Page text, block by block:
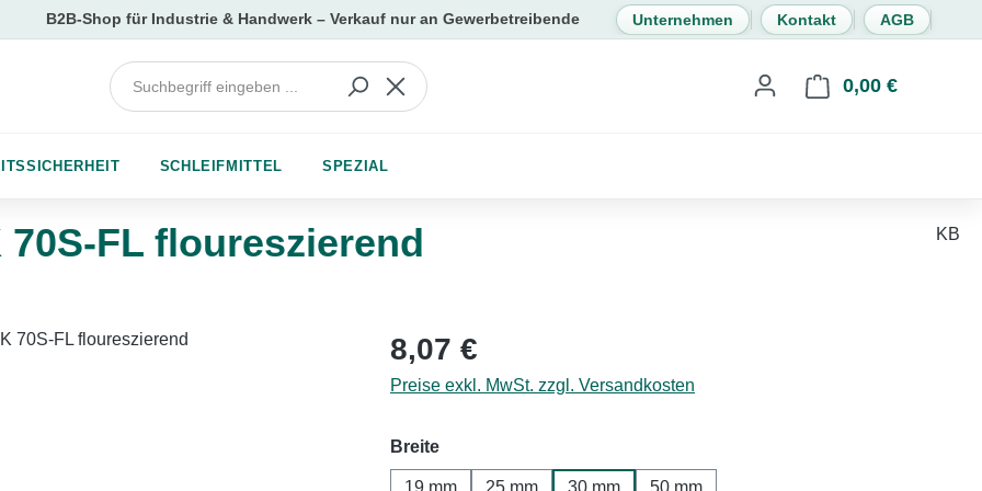
Unternehmen Kontakt AGB
0,00 €
SCHLEIFMITTEL SPEZIAL
FL floureszierend KB
Regulärer Preis:
8,07 €
Preise exkl. MwSt. zzgl. Versandkosten
Breiteauswählen
19 mm 25 mm 30 mm 50 mm